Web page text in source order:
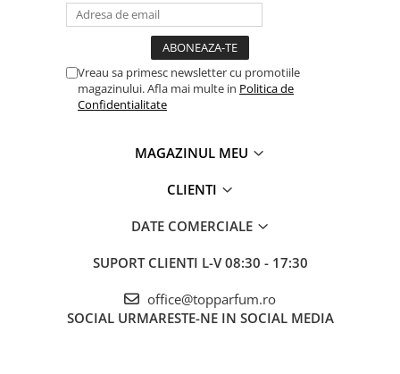
Vreau sa primesc newsletter cu promotiile
magazinului. Afla mai multe in Politica de
Confidentialitate
MAGAZINUL MEU
CLIENTI
DATE COMERCIALE
SUPORT CLIENTI L-V 08:30 - 17:30
office@topparfum.ro
SOCIAL URMARESTE-NE IN SOCIAL MEDIA